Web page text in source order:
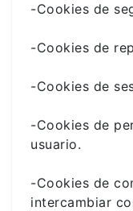
-Cookies de
-Cookies de
-Cookies de
-Cookies de
usuario.
-Cookies de
intercambiar